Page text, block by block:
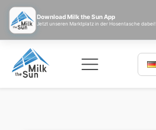
Download Milk the Sun App
Jetzt unseren Marktplatz in der Hosentasche dabei!